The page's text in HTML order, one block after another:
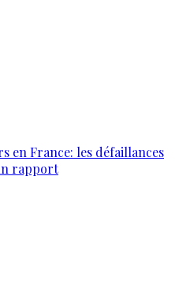
en France: les défaillances
rapport